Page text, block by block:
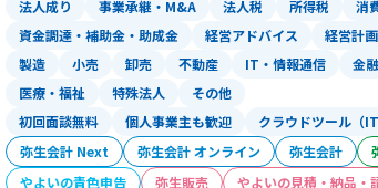
（税務・起業・法人成り
財務顧問
（補助金・優遇税制・
当事務所では、クラウド
相談いただけます。
現在は、北海道から沖縄
法人成り
事業承継・M&A 法人税 所得税 消
資金調達・補助金・助成金
経営アドバイス 経営計
製造
小売 卸売 不動産 IT・情報通信 金
医療・福祉
特殊法人
その他
初回面談無料
個人事業主も歓迎 クラウドツール（
弥生会計 Next
弥生会計 オンライン 弥生会計
やよいの青色申告
弥生販売 やよいの見積・納品・